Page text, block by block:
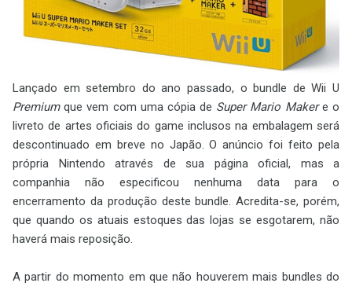
Lançado em setembro do ano passado, o bundle de Wii U
Premiumque vem com uma cópia de Super Mario Makere o
livreto de artes oficiais do game inclusos na embalagem será
descontinuado em breve no Japão. O anúncio foi feito pela
própria Nintendo através de sua página oficial, mas a
companhia não especificou nenhuma data para o
encerramento da produção deste bundle. Acredita-se, porém,
que quando os atuais estoques das lojas se esgotarem, não
haverá mais reposição.
A partir do momento em que não houverem mais bundles do